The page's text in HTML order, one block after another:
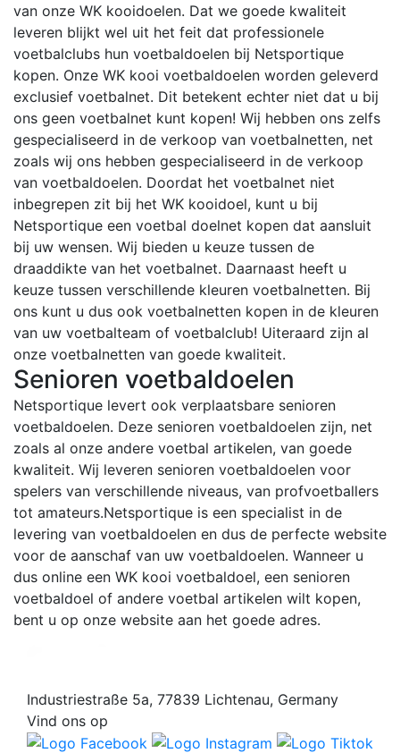
van onze WK kooidoelen. Dat we goede kwaliteit
leveren blijkt wel uit het feit dat professionele
voetbalclubs hun voetbaldoelen bij Netsportique
kopen. Onze WK kooi voetbaldoelen worden geleverd
exclusief voetbalnet. Dit betekent echter niet dat u bij
ons geen voetbalnet kunt kopen! Wij hebben ons zelfs
gespecialiseerd in de verkoop van voetbalnetten, net
zoals wij ons hebben gespecialiseerd in de verkoop
van voetbaldoelen. Doordat het voetbalnet niet
inbegrepen zit bij het WK kooidoel, kunt u bij
Netsportique een voetbal doelnet kopen dat aansluit
bij uw wensen. Wij bieden u keuze tussen de
draaddikte van het voetbalnet. Daarnaast heeft u
keuze tussen verschillende kleuren voetbalnetten. Bij
ons kunt u dus ook voetbalnetten kopen in de kleuren
van uw voetbalteam of voetbalclub! Uiteraard zijn al
onze voetbalnetten van goede kwaliteit.
Senioren voetbaldoelen
Netsportique levert ook verplaatsbare senioren
voetbaldoelen. Deze senioren voetbaldoelen zijn, net
zoals al onze andere voetbal artikelen, van goede
kwaliteit. Wij leveren senioren voetbaldoelen voor
spelers van verschillende niveaus, van profvoetballers
tot amateurs.Netsportique is een specialist in de
levering van voetbaldoelen en dus de perfecte website
voor de aanschaf van uw voetbaldoelen. Wanneer u
dus online een WK kooi voetbaldoel, een senioren
voetbaldoel of andere voetbal artikelen wilt kopen,
bent u op onze website aan het goede adres.
Industriestraße 5a, 77839 Lichtenau, Germany
Vind ons op